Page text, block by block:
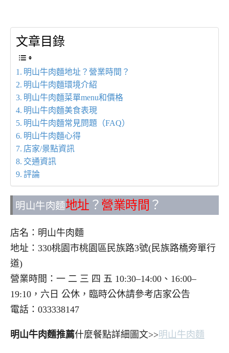
文章目錄
明山牛肉麵地址？營業時間？
明山牛肉麵環境介紹
明山牛肉麵菜單menu和價格
明山牛肉麵美食表現
明山牛肉麵常見問題（FAQ）
明山牛肉麵心得
店家/景點資訊
交通資訊
評論
明山牛肉麵地址 ？ 營業時間 ？
店名：明山牛肉麵
地址：330桃園市桃園區民族路3號(民族路橋旁單行
道)
營業時間：一 二 三 四 五 10:30–14:00、16:00–
19:10，六日 公休，臨時公休請參考店家公告
電話：033338147
明山牛肉麵推薦什麼餐點詳細圖文>>明山牛肉麵